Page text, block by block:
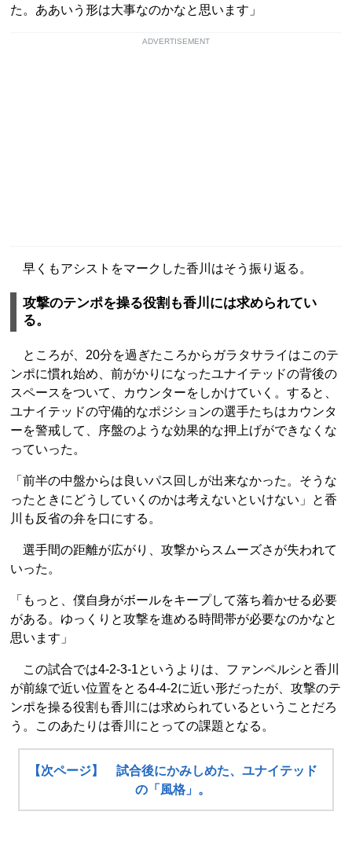
た。ああいう形は大事なのかなと思います」
ADVERTISEMENT
早くもアシストをマークした香川はそう振り返る。
攻撃のテンポを操る役割も香川には求められてい
る。
ところが、20分を過ぎたころからガラタサライはこのテ
ンポに慣れ始め、前がかりになったユナイテッドの背後の
スペースをついて、カウンターをしかけていく。すると、
ユナイテッドの守備的なポジションの選手たちはカウンタ
ーを警戒して、序盤のような効果的な押上げができなくな
っていった。
「前半の中盤からは良いパス回しが出来なかった。そうな
ったときにどうしていくのかは考えないといけない」と香
川も反省の弁を口にする。
選手間の距離が広がり、攻撃からスムーズさが失われて
いった。
「もっと、僕自身がボールをキープして落ち着かせる必要
がある。ゆっくりと攻撃を進める時間帯が必要なのかなと
思います」
この試合では4-2-3-1というよりは、ファンペルシと香川
が前線で近い位置をとる4-4-2に近い形だったが、攻撃のテ
ンポを操る役割も香川には求められているということだろ
う。このあたりは香川にとっての課題となる。
【次ページ】 試合後にかみしめた、ユナイテッド
の「風格」。